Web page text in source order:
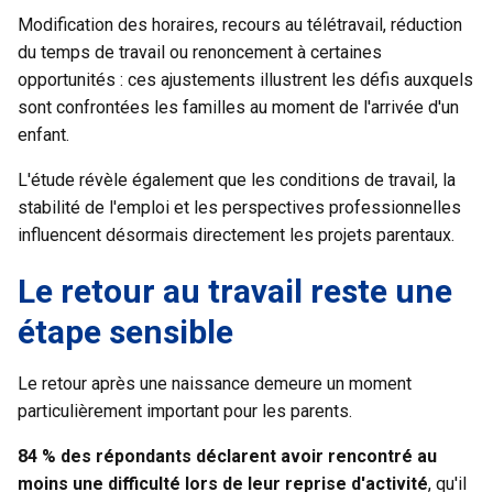
Modification des horaires, recours au télétravail, réduction
du temps de travail ou renoncement à certaines
opportunités : ces ajustements illustrent les défis auxquels
sont confrontées les familles au moment de l'arrivée d'un
enfant.
L'étude révèle également que les conditions de travail, la
stabilité de l'emploi et les perspectives professionnelles
influencent désormais directement les projets parentaux.
Le retour au travail reste une
étape sensible
Le retour après une naissance demeure un moment
particulièrement important pour les parents.
84 % des répondants déclarent avoir rencontré au
moins une difficulté lors de leur reprise d'activité, qu'il